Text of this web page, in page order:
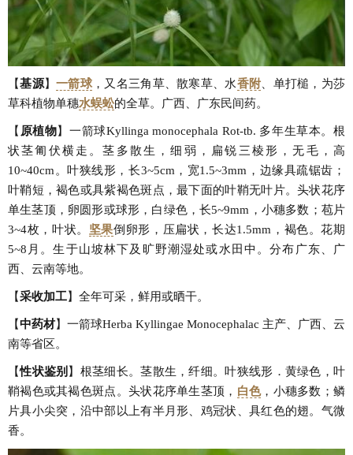
【基源】一箭球 ，又名三角草、散寒草、水香附 、单打槌，为莎
草科植物单穗水蜈蚣的全草。广西、广东民间药。
【 原植物】一箭球Kyllinga monocephala Rot-tb. 多年生草本。根
状茎匍伏横走。茎多散生，细弱，扁锐三棱形，无毛，高
10~40cm。叶狭线形，长3~5cm，宽1.5~3mm，边缘具疏锯齿；
叶鞘短，褐色或具紫褐色斑点，最下面的叶鞘无叶片。头状花序
单生茎顶，卵圆形或球形，白绿色，长5~9mm，小穗多数；苞片
3~4枚，叶状。 坚果倒卵形，压扁状，长达1.5mm，褐色。花期
5~8月。生于山坡林下及旷野潮湿处或水田中。分布广东、广
西、云南等地。
【采收加工】全年可采，鲜用或晒干。
【中药材】一箭球Herba Kyllingae Monocephalac 主产、广西、云
南等省区。
【性状鉴别 】根茎细长。茎散生，纤细。叶狭线形．黄绿色，叶
鞘褐色或其褐色斑点。头状花序单生茎顶， 白色，小穗多数；鳞
片具小尖突，沿中部以上有半月形、鸡冠状、具红色的翅。气微
香。